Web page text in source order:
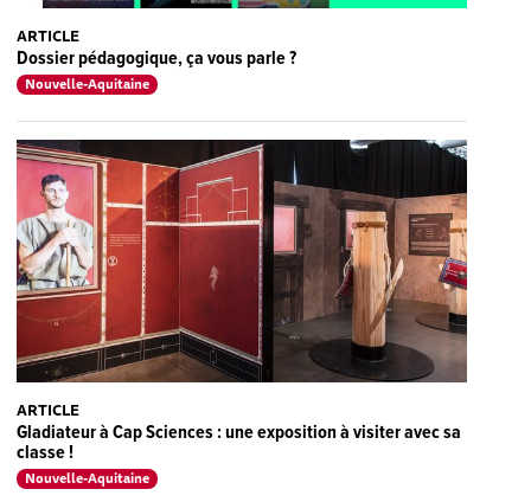
ARTICLE
Dossier pédagogique, ça vous parle ?
Nouvelle-Aquitaine
ARTICLE
Gladiateur à Cap Sciences : une exposition à visiter avec sa
classe !
Nouvelle-Aquitaine